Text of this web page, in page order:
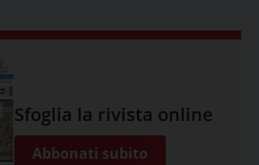
Sfoglia la rivista online
Abbonati subito